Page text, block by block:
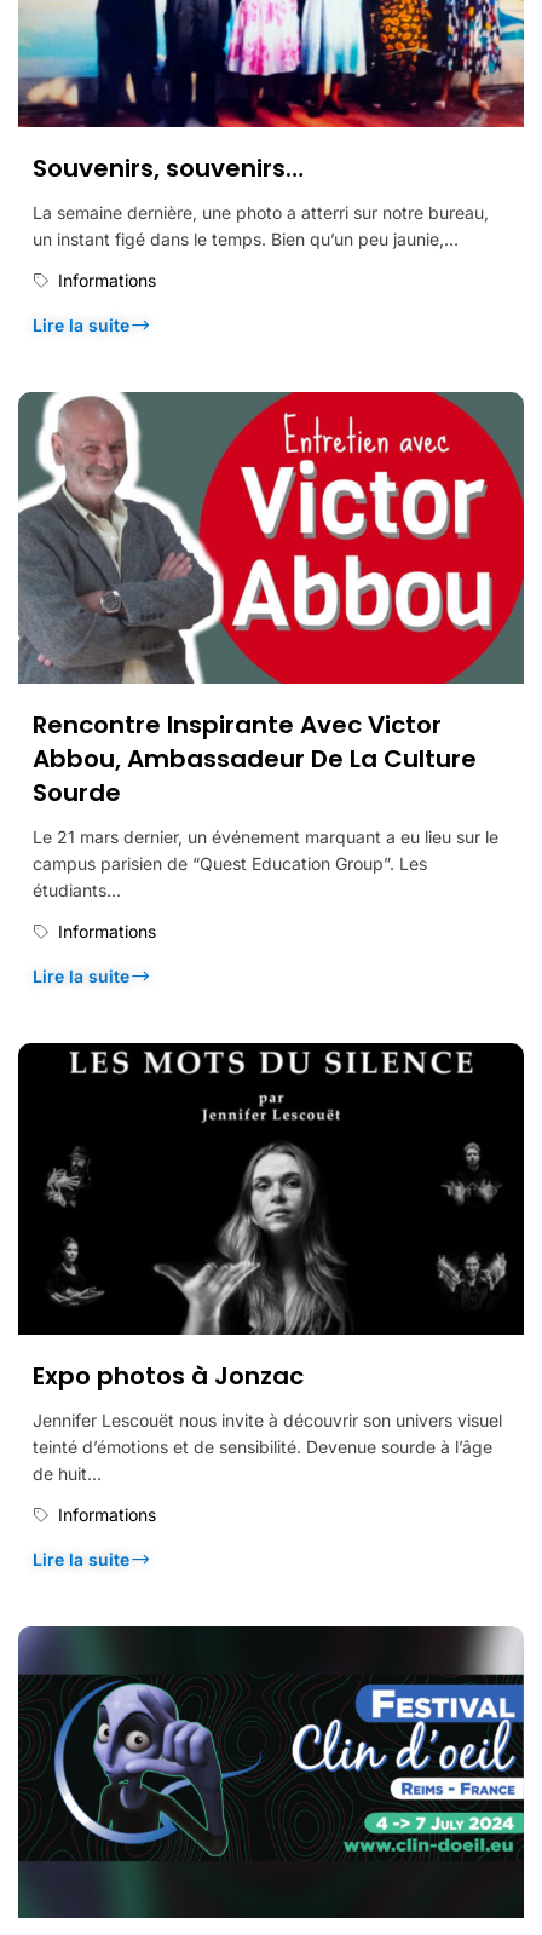
Souvenirs, souvenirs…
La semaine dernière, une photo a atterri sur notre bureau,
un instant figé dans le temps. Bien qu’un peu jaunie,...
Informations
Lire la suite
Rencontre Inspirante Avec Victor
Abbou, Ambassadeur De La Culture
Sourde
Le 21 mars dernier, un événement marquant a eu lieu sur le
campus parisien de “Quest Education Group”. Les
étudiants...
Informations
Lire la suite
Expo photos à Jonzac
Jennifer Lescouët nous invite à découvrir son univers visuel
teinté d’émotions et de sensibilité. Devenue sourde à l’âge
de huit...
Informations
Lire la suite